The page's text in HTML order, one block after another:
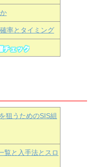
率とタイミング
狙うためのSIS組
覧と入手法とスロ